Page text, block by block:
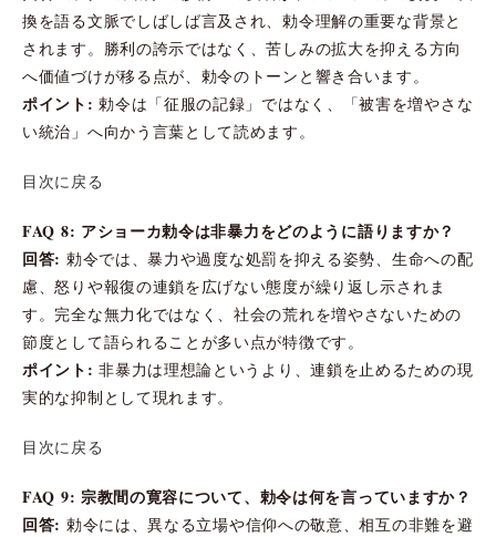
換を語る文脈でしばしば言及され、勅令理解の重要な背景と
されます。勝利の誇示ではなく、苦しみの拡大を抑える方向
へ価値づけが移る点が、勅令のトーンと響き合います。
ポイント: 勅令は「征服の記録」ではなく、「被害を増やさな
い統治」へ向かう言葉として読めます。
目次に戻る
FAQ 8: アショーカ勅令は非暴力をどのように語りますか？
回答: 勅令では、暴力や過度な処罰を抑える姿勢、生命への配
慮、怒りや報復の連鎖を広げない態度が繰り返し示されま
す。完全な無力化ではなく、社会の荒れを増やさないための
節度として語られることが多い点が特徴です。
ポイント: 非暴力は理想論というより、連鎖を止めるための現
実的な抑制として現れます。
目次に戻る
FAQ 9: 宗教間の寛容について、勅令は何を言っていますか？
回答: 勅令には、異なる立場や信仰への敬意、相互の非難を避